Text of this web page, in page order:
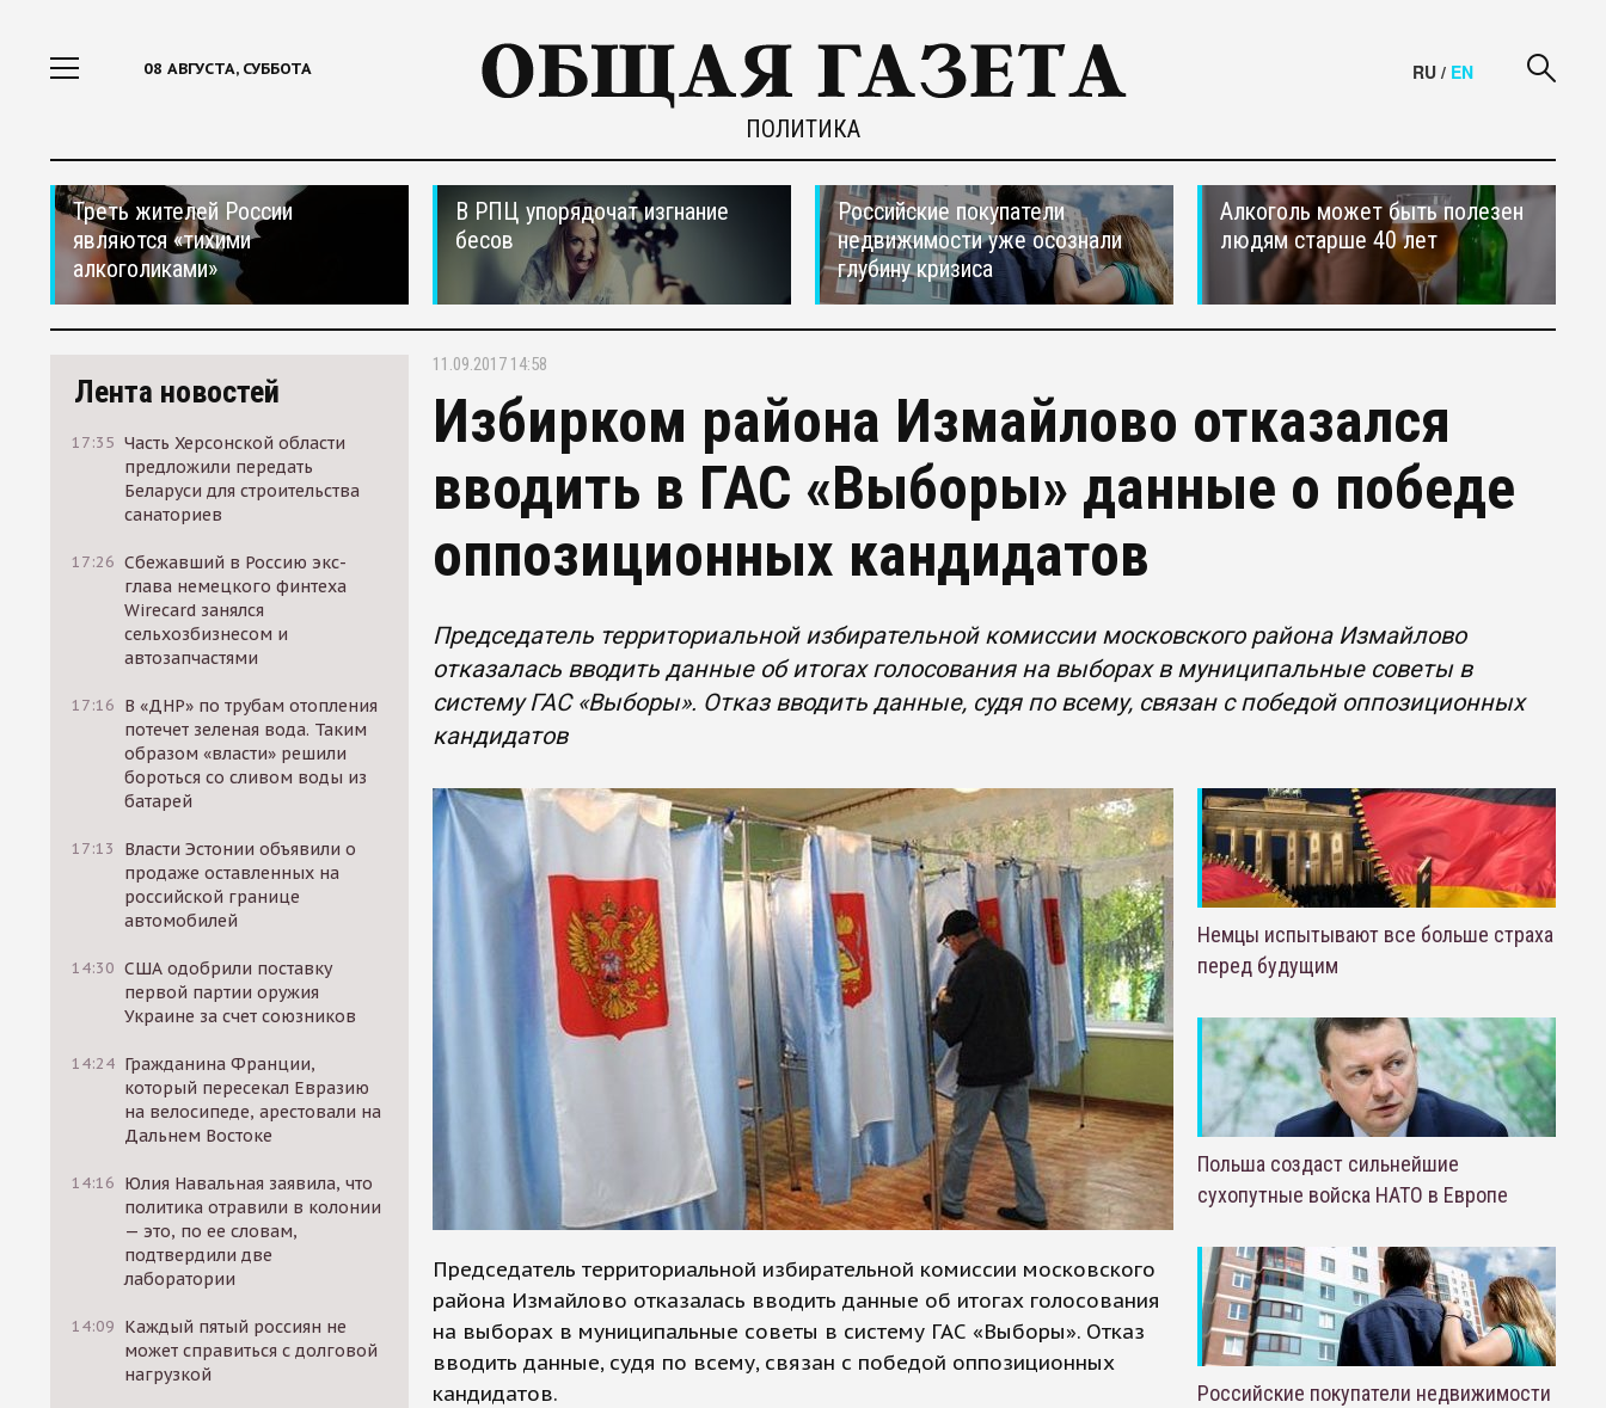
08 АВГУСТА, СУББОТА
ПОЛИТИКА
RU / EN
Треть жителей России
являются «тихими
алкоголиками»
В РПЦ упорядочат изгнание
бесов
Российские покупатели
недвижимости уже осознали
глубину кризиса
Алкоголь может быть полезен
людям старше 40 лет
Лента новостей
17:35 Часть Херсонской области
предложили передать
Беларуси для строительства
санаториев
17:26 Сбежавший в Россию экс-
глава немецкого финтеха
Wirecard занялся
сельхозбизнесом и
автозапчастями
17:16 В «ДНР» по трубам отопления
потечет зеленая вода. Таким
образом «власти» решили
бороться со сливом воды из
батарей
17:13
Власти Эстонии объявили о
продаже оставленных на
российской границе
автомобилей
14:30 США одобрили поставку
первой партии оружия
Украине за счет союзников
14:24 Гражданина Франции,
который пересекал Евразию
на велосипеде, арестовали на
Дальнем Востоке
14:16 Юлия Навальная заявила, что
политика отравили в колонии
— это, по ее словам,
подтвердили две
лаборатории
14:09 Каждый пятый россиян не
может справиться с долговой
нагрузкой
11.09.2017 14:58
Избирком района Измайлово отказался
вводить в ГАС «Выборы» данные о победе
оппозиционных кандидатов
Председатель территориальной избирательной комиссии московского района Измайлово
отказалась вводить данные об итогах голосования на выборах в муниципальные советы в
систему ГАС «Выборы». Отказ вводить данные, судя по всему, связан с победой оппозиционных
кандидатов
Председатель территориальной избирательной комиссии московского
района Измайлово отказалась вводить данные об итогах голосования
на выборах в муниципальные советы в систему ГАС «Выборы». Отказ
вводить данные, судя по всему, связан с победой оппозиционных
кандидатов.
Немцы испытывают все больше страха
перед будущим
Польша создаст сильнейшие
сухопутные войска НАТО в Европе
Российские покупатели недвижимости